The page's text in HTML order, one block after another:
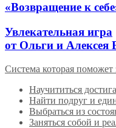
«Возвращение к
Увлекательная игра
от Ольги и Алексея
Система которая поможет
Научититься
Найти подруг и
Выбраться из
Заняться собой и